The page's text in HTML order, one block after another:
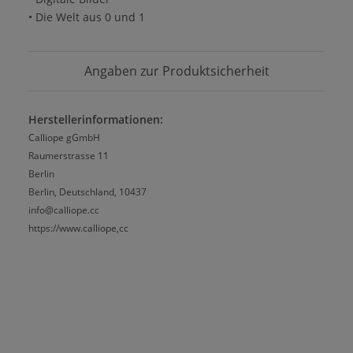
• Die Welt aus 0 und 1
Angaben zur Produktsicherheit
Herstellerinformationen:
Calliope gGmbH
Raumerstrasse 11
Berlin
Berlin, Deutschland, 10437
info@calliope.cc
https://www.calliope,cc